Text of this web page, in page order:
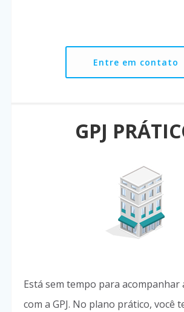
Entre em contato
GPJ
Está sem tempo para acompanhar
com a GPJ. No plano prático, você